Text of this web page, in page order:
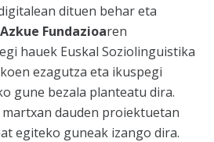
dituen behar eta
Azkue Fundazioaren
hauek Euskal Soziolinguistika
ezagutza eta ikuspegi
gune bezala planteatu dira.
dauden proiektuetan
egiteko guneak izango dira.